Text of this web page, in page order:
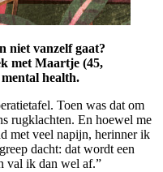
niet vanzelf gaat?
met Maartje (45,
health.
Toen was dat om
rugklachten. En hoewel me
met veel napijn, herinner ik
dacht: dat wordt een
val ik dan wel af.”